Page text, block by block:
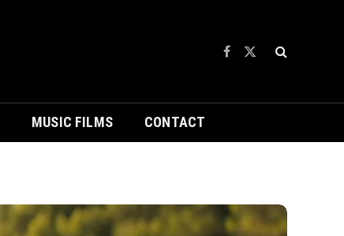
Facebook
X
MUSIC FILMS CONTACT